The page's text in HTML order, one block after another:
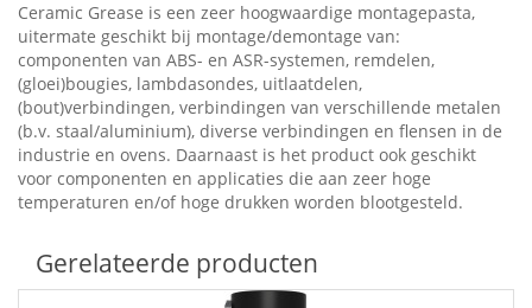
Ceramic Grease is een zeer hoogwaardige montagepasta,
uitermate geschikt bij montage/demontage van:
componenten van ABS- en ASR-systemen, remdelen,
(gloei)bougies, lambdasondes, uitlaatdelen,
(bout)verbindingen, verbindingen van verschillende metalen
(b.v. staal/aluminium), diverse verbindingen en flensen in de
industrie en ovens. Daarnaast is het product ook geschikt
voor componenten en applicaties die aan zeer hoge
temperaturen en/of hoge drukken worden blootgesteld.
Gerelateerde producten